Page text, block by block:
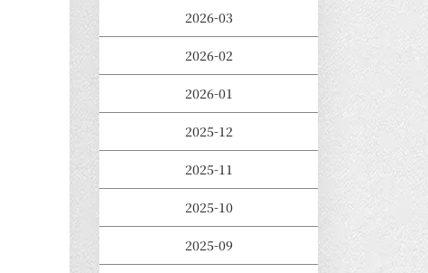
2026-03
2026-02
2026-01
2025-12
2025-11
2025-10
2025-09